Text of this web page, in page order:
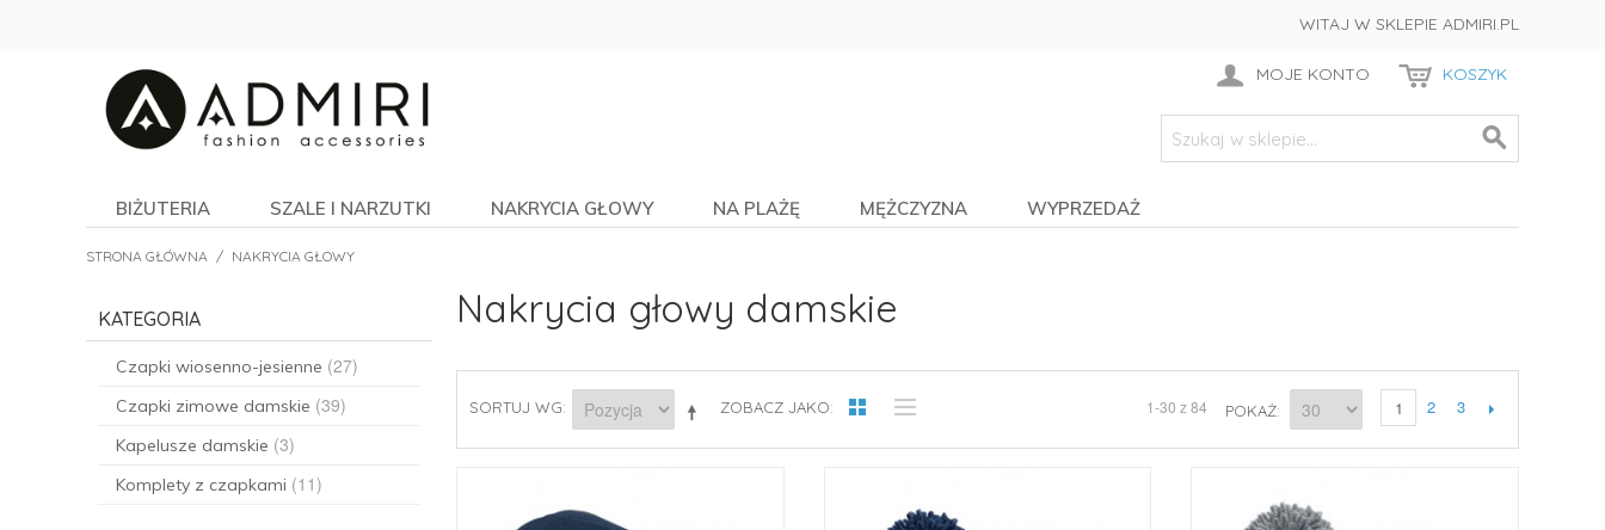
WITAJ W SKLEPIE ADMIRI.PL
MOJE KONTO KOSZYK
BIŻUTERIA SZALE I NARZUTKI NAKRYCIA GŁOWY NA PLAŻĘ MĘŻCZYZNA WYPRZEDAŻ
STRONA GŁÓWNA / NAKRYCIA GŁOWY
KATEGORIA
Czapki wiosenno-jesienne (27)
Czapki zimowe damskie (39)
Kapelusze damskie (3)
Komplety z czapkami (11)
Nakrycia głowy damskie
ZOBACZ JAKO
SORTUJ WG 1-30 z 84 POKAŻ 1 2 3